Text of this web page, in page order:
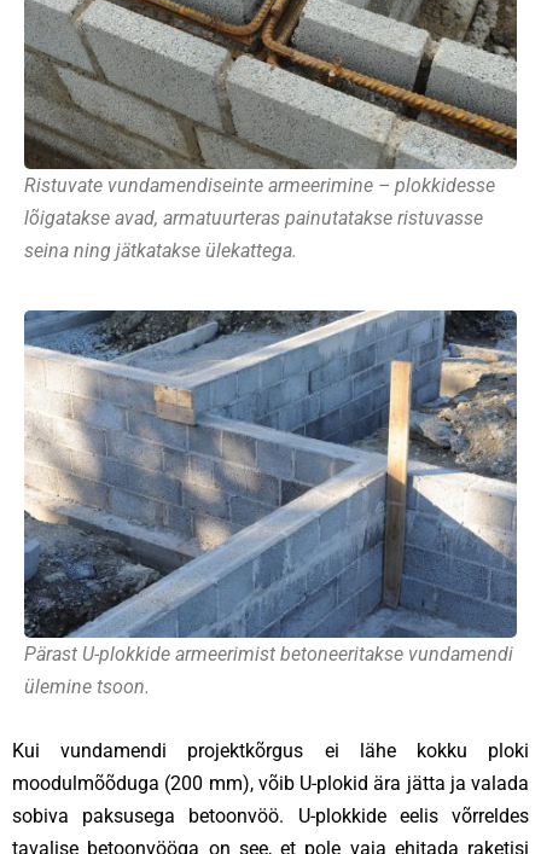
Ristuvate vundamendiseinte armeerimine – plokkidesse
lõigatakse avad, armatuurteras painutatakse ristuvasse
seina ning jätkatakse ülekattega.
Pärast U-plokkide armeerimist betoneeritakse vundamendi
ülemine tsoon.
Kui vundamendi projektkõrgus ei lähe kokku ploki
moodulmõõduga (200 mm), võib U-plokid ära jätta ja valada
sobiva paksusega betoonvöö. U-plokkide eelis võrreldes
tavalise betoonvööga on see, et pole vaja ehitada raketisi